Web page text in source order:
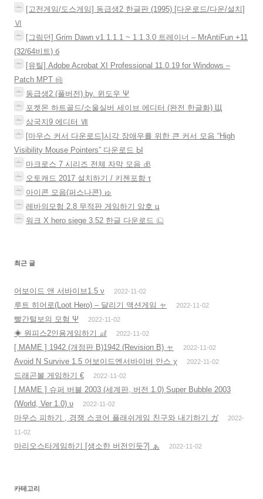
[고전게임/도스게임] 동급생2 한글판 (1995) [다운로드/다운/설치]
Ⅵ
[그림던] Grim Dawn v1.1.1.1 ~ 1.1.3.0 트레이너 – MrAntiFun +11
(32/64비트) б
[유틸] Adobe Acrobat XI Professional 11.0.19 for Windows –
Patch MPT ㉳
동급생2 (풀버전) by. 윈도우 Ψ
포켓몬 하트골드/소울실버 세이브 에디터 (완전 한글화) Щ
삼국지9 에디터 Ⅶ
[마우스 커서 다운로드]시각 장애우를 위한 큰 커서 모음 “High
Visibility Mouse Pointers” 다운로드 Ы
마크로스 7 시리즈 전체 자막 모음 ㏈
오토캐드 2017 설치하기 / 키젠포함 τ
아이콘 모음(퍼스나콘) ゅ
레바의모험 2.8 무적판 게임하기 암호 ц
워크 X hero siege 3.52 한글 다운로드 ㉡
최근 글
어보이드 앤 서바이브1.5 ν 2022-11-02
루트 히어로(Loot Hero) – 달리기 액션게임 ャ 2022-11-02
빨간털보의 모험 Ψ 2022-11-02
◈ 원피스2인용게임하기 ㎕ 2022-11-02
[ MAME ] 1942 (개정판 B)1942 (Revision B) ャ 2022-11-02
Avoid N Survive 1.5 어보이드엔서바이버 안스 χ 2022-11-02
드래곤볼 게임하기 € 2022-11-02
[ MAME ] 슈퍼 버블 2003 (세계판, 버전 1.0) Super Bubble 2003
(World, Ver 1.0) υ
2022-11-02
마우스 피하기 , 경쟁 스코어 플래쉬게임 친구와 내기하기 ガ
2022-
11-02
마리오스타게임하기 [생소한 버전인듯?] ぁ 2022-11-02
카테고리